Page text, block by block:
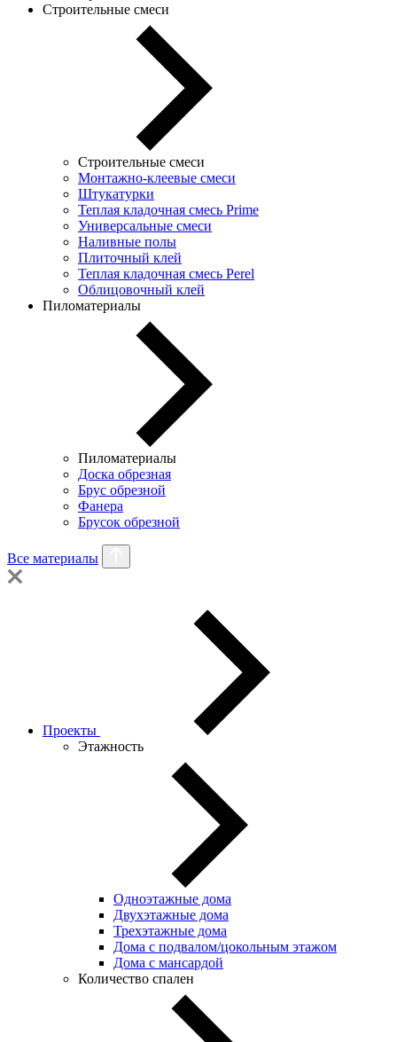
Строительные смеси
Строительные смеси
Монтажно-клеевые смеси
Штукатурки
Теплая кладочная смесь Prime
Универсальные смеси
Наливные полы
Плиточный клей
Теплая кладочная смесь Perel
Облицовочный клей
Пиломатериалы
Пиломатериалы
Доска обрезная
Брус обрезной
Фанера
Брусок обрезной
Все материалы
Проекты
Этажность
Одноэтажные дома
Двухэтажные дома
Трехэтажные дома
Дома с подвалом/цокольным этажом
Дома с мансардой
Количество спален